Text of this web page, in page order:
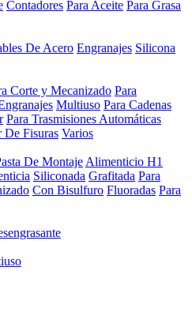
Contadores Para Aceite Para Grasa
De Acero Engranajes Silicona
Corte y Mecanizado Para
Multiuso Para Cadenas
Para Trasmisiones Automáticas
De Fisuras Varios
De Montaje Alimenticio H1
Siliconada Grafitada Para
Con Bisulfuro Fluoradas Para